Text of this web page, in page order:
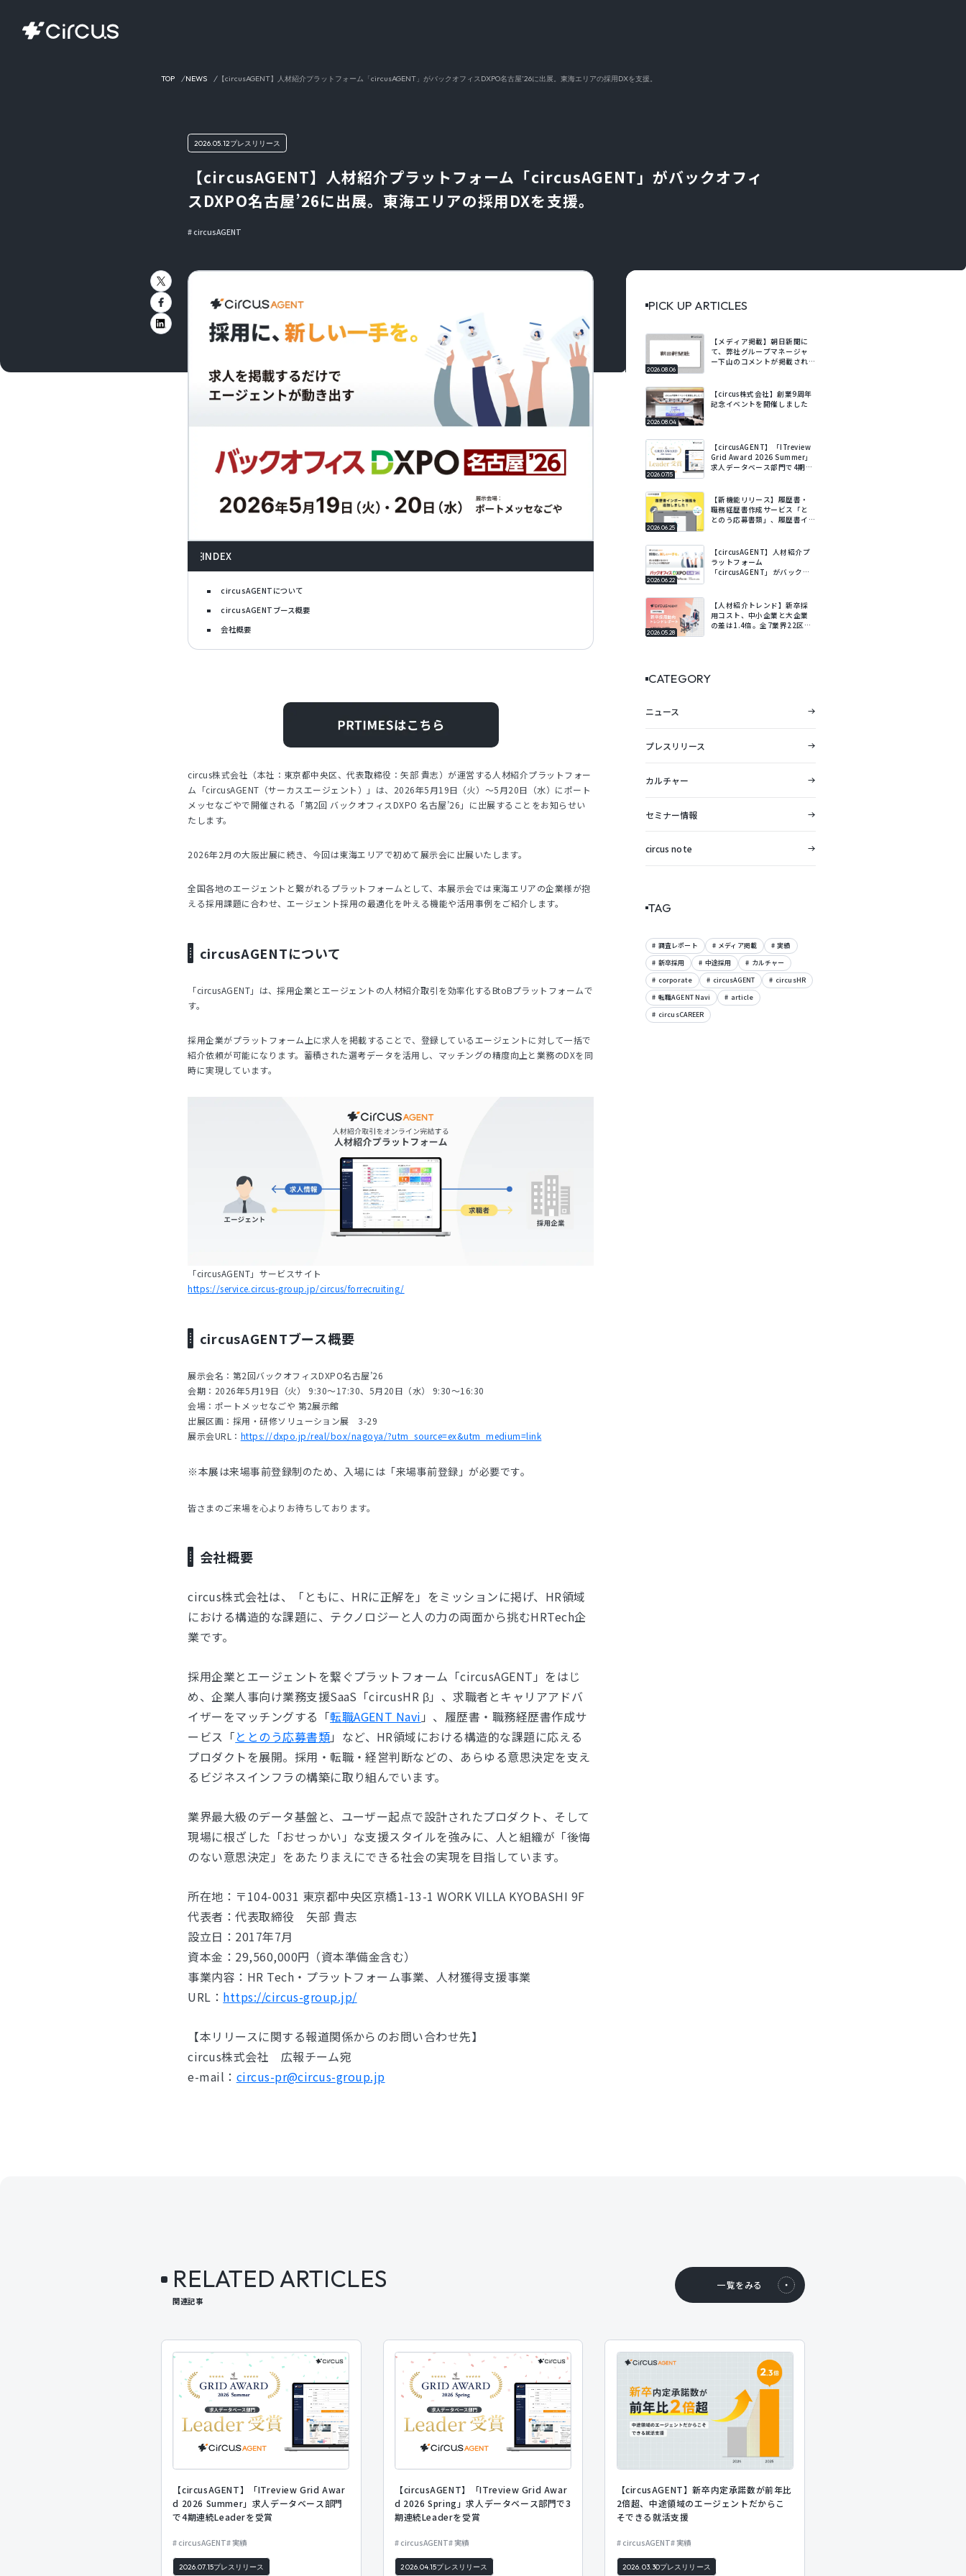
TOP NEWS 【circusAGENT】人材紹介プラットフォーム「circusAGENT」がバックオフィスDXPO名古屋’26に出展。東海エリアの採用DXを支援。
2026.05.12プレスリリース
【circusAGENT】人材紹介プラットフォーム「circusAGENT」がバックオフィ
スDXPO名古屋’26に出展。東海エリアの採用DXを支援。
circusAGENT
INDEX
circusAGENTについて
circusAGENTブース概要
会社概要
circus株式会社（本社：東京都中央区、代表取締役：矢部 貴志）が運営する人材紹介プラットフォー
ム「circusAGENT（サーカスエージェント）」は、2026年5月19日（火）～5月20日（水）にポート
メッセなごやで開催される「第2回 バックオフィスDXPO 名古屋’26」に出展することをお知らせい
たします。
2026年2月の大阪出展に続き、今回は東海エリアで初めて展示会に出展いたします。
全国各地のエージェントと繋がれるプラットフォームとして、本展示会では東海エリアの企業様が抱
える採用課題に合わせ、エージェント採用の最適化を叶える機能や活用事例をご紹介します。
circusAGENTについて
「circusAGENT」は、採用企業とエージェントの人材紹介取引を効率化するBtoBプラットフォームで
す。
採用企業がプラットフォーム上に求人を掲載することで、登録しているエージェントに対して一括で
紹介依頼が可能になります。蓄積された選考データを活用し、マッチングの精度向上と業務のDXを同
時に実現しています。
「circusAGENT」サービスサイト
https://service.circus-group.jp/circus/forrecruiting/
circusAGENTブース概要
展示会名：第2回バックオフィスDXPO名古屋’26
会期：2026年5月19日（火） 9:30～17:30、5月20日（水） 9:30～16:30
会場：ポートメッセなごや 第2展示館
出展区画：採用・研修ソリューション展 3-29
展示会URL： https://dxpo.jp/real/box/nagoya/?utm_source=ex&utm_medium=link
※本展は来場事前登録制のため、入場には「来場事前登録」が必要です。
皆さまのご来場を心よりお待ちしております。
会社概要
circus株式会社は、「ともに、HRに正解を」をミッションに掲げ、HR領域
における構造的な課題に、テクノロジーと人の力の両面から挑むHRTech企
業です。
採用企業とエージェントを繋ぐプラットフォーム「circusAGENT」をはじ
め、企業人事向け業務支援SaaS「circusHR β」、求職者とキャリアアドバ
イザーをマッチングする「転職AGENT Navi 」、履歴書・職務経歴書作成サ
ービス「ととのう応募書類」など、HR領域における構造的な課題に応える
プロダクトを展開。採用・転職・経営判断などの、あらゆる意思決定を支え
るビジネスインフラの構築に取り組んでいます。
業界最大級のデータ基盤と、ユーザー起点で設計されたプロダクト、そして
現場に根ざした「おせっかい」な支援スタイルを強みに、人と組織が「後悔
のない意思決定」をあたりまえにできる社会の実現を目指しています。
所在地：〒104-0031 東京都中央区京橋1-13-1 WORK VILLA KYOBASHI 9F
代表者：代表取締役 矢部 貴志
設立日：2017年7月
資本金：29,560,000円（資本準備金含む）
事業内容：HR Tech・プラットフォーム事業、人材獲得支援事業
URL： https://circus-group.jp/
【本リリースに関する報道関係からのお問い合わせ先】
circus株式会社 広報チーム宛
e-mail： circus-pr@circus-group.jp
PICK UP ARTICLES
2026.08.06
【メディア掲載】朝日新聞に
て、弊社グループマネージャ
ー下山のコメントが掲載され
2026.08.04
【circus株式会社】創業9周年
記念イベントを開催しました
2026.07.15
【circusAGENT】「ITreview
Grid Award 2026 Summer」
求人データベース部門で4期連
2026.06.25
【新機能リリース】履歴書・
職務経歴書作成サービス「と
とのう応募書類」、履歴書イ
けでフォームに自動で入力。
2026.06.22
【circusAGENT】人材紹介プ
ラットフォーム
「circusAGENT」がバックオ
援。
2026.05.28
【人材紹介トレンド】新卒採
用コスト、中小企業と大企業
の差は1.4倍。全7業界22区
CATEGORY
ニュース
プレスリリース
カルチャー
セミナー情報
circus note
TAG
調査レポート メディア掲載
実績
新卒採用
中途採用
カルチャー
corporate
circusAGENT
circusHR
転職AGENT Navi
article
circusCAREER
RELATED ARTICLES
関連記事
一覧をみる
【circusAGENT】「ITreview Grid Awar
d 2026 Summer」求人データベース部門
で4期連続Leaderを受賞
circusAGENT 実績
2026.07.15プレスリリース
【circusAGENT】「ITreview Grid Awar
d 2026 Spring」求人データベース部門で3
期連続Leaderを受賞
circusAGENT 実績
2026.04.15プレスリリース
【circusAGENT】新卒内定承諾数が前年比
2倍超、中途領域のエージェントだからこ
そできる就活支援
circusAGENT 実績
2026.03.30プレスリリース